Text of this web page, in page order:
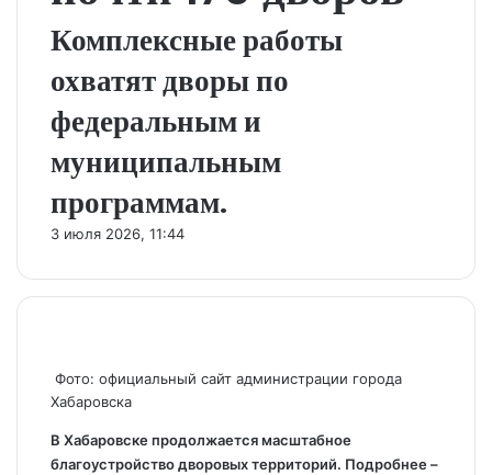
Комплексные работы
охватят дворы по
федеральным и
муниципальным
программам.
3 июля 2026, 11:44
Фото: официальный сайт администрации города
Хабаровска
В Хабаровске продолжается масштабное
благоустройство дворовых территорий. Подробнее –